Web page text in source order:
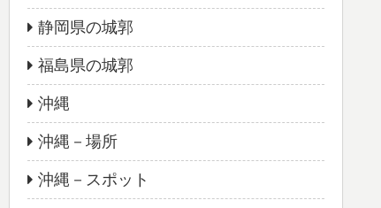
静岡県の城郭
福島県の城郭
沖縄
沖縄－場所
沖縄－スポット